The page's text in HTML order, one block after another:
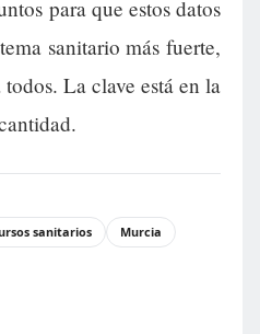
para que estos datos
sanitario más fuerte,
La clave está en la
sanitarios Murcia